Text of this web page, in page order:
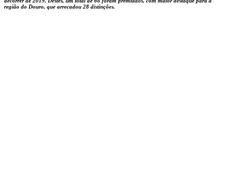
região do Douro, que arrecadou 28 distinções.